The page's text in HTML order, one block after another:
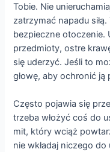
Tobie. Nie
zatrzymać napadu
bezpieczne otoczenie.
przedmioty, ostre
się uderzyć. Jeśli to
głowę, aby ochronić ją
Często pojawia się
trzeba włożyć coś do
mit, który wciąż
nie wkładaj niczego